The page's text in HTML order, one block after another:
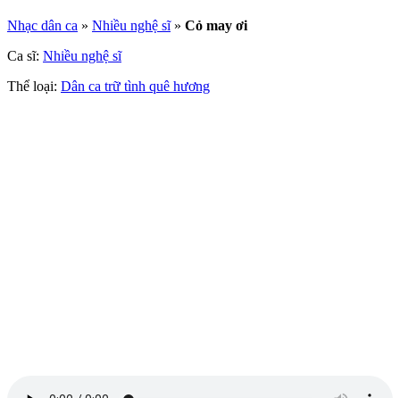
Nhạc dân ca » Nhiều nghệ sĩ» Cỏ may ơi
Ca sĩ: Nhiều nghệ sĩ
Thể loại: Dân ca trữ tình quê hương